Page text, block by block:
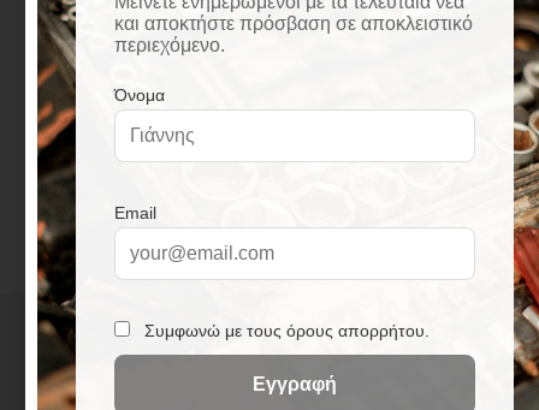
Περιγραφή
Κολόνα από ανοξείδωτο ατσάλι
Ντους οροφήςØ50
+
3
0